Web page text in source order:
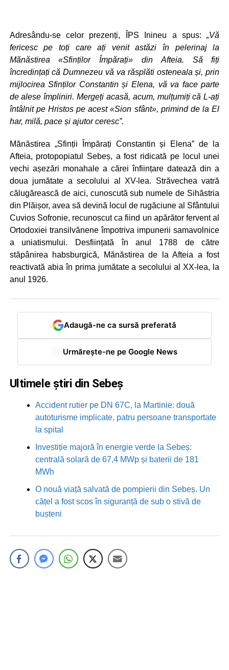
Adresându-se celor prezenți, ÎPS Inineu a spus:„Vă
fericesc pe toți care ați venit astăzi în pelerinaj la
Mănăstirea «Sfinților Împărați» din Afteia. Să fiți
încredințați că Dumnezeu vă va răsplăti osteneala și, prin
mijlocirea Sfinților Constantin și Elena, vă va face parte
de alese împliniri. Mergeți acasă, acum, mulțumiți că L-ați
întâlnit pe Hristos pe acest «Sion sfânt», primind de la El
har, milă, pace și ajutor ceresc”.
Mănăstirea „Sfinții Împărați Constantin și Elena” de la
Afteia, protopopiatul Sebeș, a fost ridicată pe locul unei
vechi așezări monahale a cărei înființare datează din a
doua jumătate a secolului al XV-lea. Străvechea vatră
călugărească de aici, cunoscută sub numele de Sihăstria
din Plăișor, avea să devină locul de rugăciune al Sfântului
Cuvios Sofronie, recunoscut ca fiind un apărător fervent al
Ortodoxiei transilvănene împotriva impunerii samavolnice
a uniatismului. Desființată în anul 1788 de către
stăpânirea habsburgică, Mănăstirea de la Afteia a fost
reactivată abia în prima jumătate a secolului al XX-lea, la
anul 1926.
Adaugă-ne ca sursă preferată
Urmărește-ne pe Google News
Ultimele știri din Sebeș
Accident rutier pe DN 67C, la Martinie: două
autoturisme implicate, patru persoane transportate
la spital
Investiție majoră în energie verde la Sebeș:
centrală solară de 67,4 MWp și baterii de 181
MWh
O nouă viață salvată de pompierii din Sebeș. Un
cățel a fost scos în siguranță de sub o stivă de
bușteni